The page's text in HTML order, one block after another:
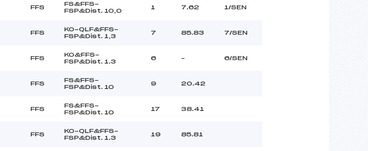
FFS
FS&FFS-
FSP&Dist. 10,0
1 7.62 1/SEN
FFS
KO-QLF&FFS-
FSP&Dist. 1,3
7 85.83 7/SEN
FFS
KO&FFS-
FSP&Dist. 1.3
6 – 6/SEN
FFS
FS&FFS-
FSP&Dist. 10
9 20.42
FFS
FS&FFS-
FSP&Dist. 10
17 38.41
FFS
KO-QLF&FFS-
FSP&Dist. 1.3
19 85.81